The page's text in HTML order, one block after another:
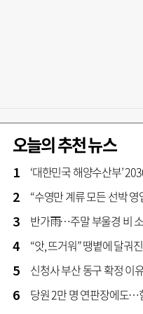
오늘의 추천 뉴스
‘대한민국 해양수산부’ 2030년 부산
“수영만 계류 모든 선박 영업정지”… 재
반가雨…주말 부울경 비
“앗, 뜨거워” 땡볕에 달궈진 ‘사직 불가마’
신청사 부산 동구 확정 이유…부지 용이성·접근성·집적 가능성이 운명 갈
당원 2만 명 연판장에도…힘 안 실리는 ‘장동